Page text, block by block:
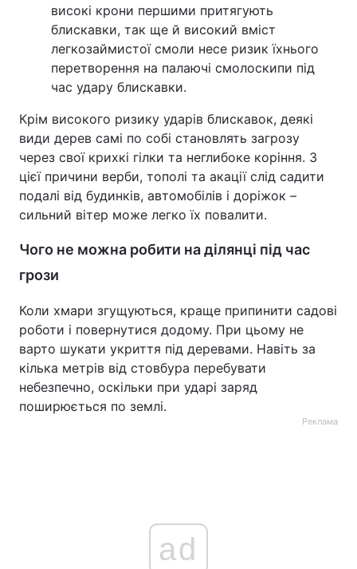
високі крони першими притягують
блискавки, так ще й високий вміст
легкозаймистої смоли несе ризик їхнього
перетворення на палаючі смолоскипи під
час удару блискавки.
Крім високого ризику ударів блискавок, деякі
види дерев самі по собі становлять загрозу
через свої крихкі гілки та неглибоке коріння. З
цієї причини верби, тополі та акації слід садити
подалі від будинків, автомобілів і доріжок –
сильний вітер може легко їх повалити.
Чого не можна робити на ділянці під час
грози
Коли хмари згущуються, краще припинити садові
роботи і повернутися додому. При цьому не
варто шукати укриття під деревами. Навіть за
кілька метрів від стовбура перебувати
небезпечно, оскільки при ударі заряд
поширюється по землі.
Реклама
ad